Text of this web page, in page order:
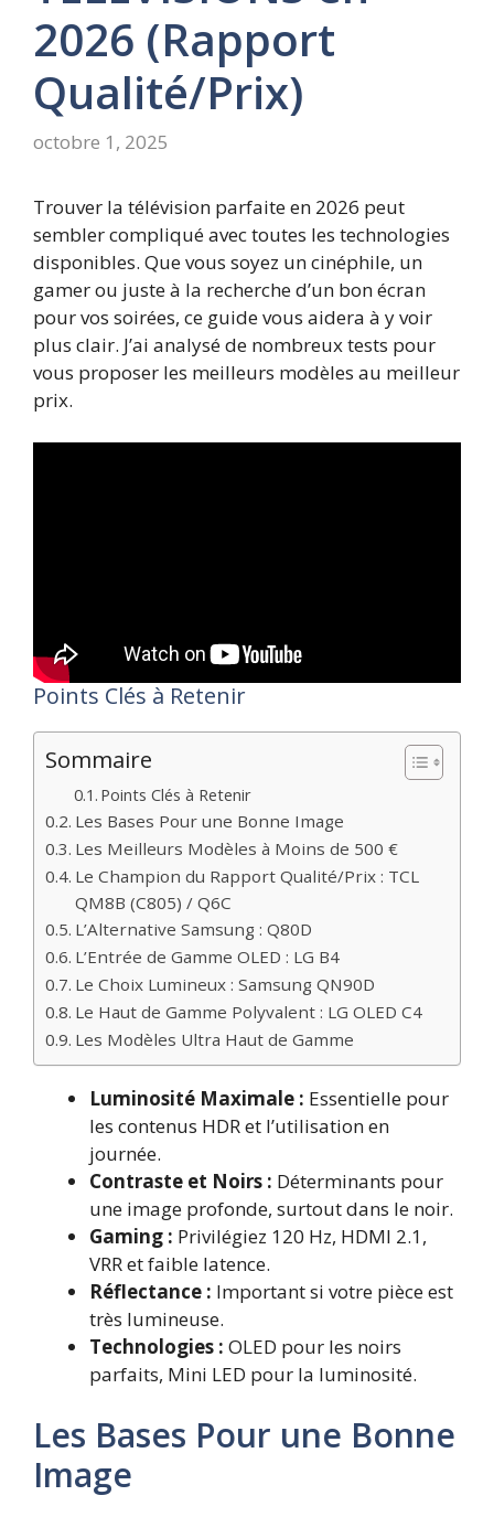
2026 (Rapport
Qualité/Prix)
octobre 1, 2025
Trouver la télévision parfaite en 2026 peut
sembler compliqué avec toutes les technologies
disponibles. Que vous soyez un cinéphile, un
gamer ou juste à la recherche d’un bon écran
pour vos soirées, ce guide vous aidera à y voir
plus clair. J’ai analysé de nombreux tests pour
vous proposer les meilleurs modèles au meilleur
prix.
Points Clés à Retenir
Sommaire
Points Clés à Retenir
Les Bases Pour une Bonne Image
Les Meilleurs Modèles à Moins de 500 €
Le Champion du Rapport Qualité/Prix : TCL
QM8B (C805) / Q6C
L’Alternative Samsung : Q80D
L’Entrée de Gamme OLED : LG B4
Le Choix Lumineux : Samsung QN90D
Le Haut de Gamme Polyvalent : LG OLED C4
Les Modèles Ultra Haut de Gamme
Luminosité Maximale : Essentielle pour
les contenus HDR et l’utilisation en
journée.
Contraste et Noirs : Déterminants pour
une image profonde, surtout dans le noir.
Gaming : Privilégiez 120 Hz, HDMI 2.1,
VRR et faible latence.
Réflectance : Important si votre pièce est
très lumineuse.
Technologies : OLED pour les noirs
parfaits, Mini LED pour la luminosité.
Les Bases Pour une Bonne
Image